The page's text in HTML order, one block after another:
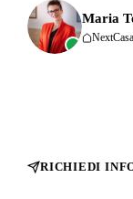
Maria
RICHIEDI